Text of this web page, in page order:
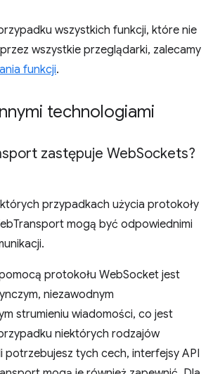
wszystkich funkcji, które nie
wszystkie przeglądarki, zalecamy
funkcji.
technologiami
zastępuje WebSockets?
przypadkach użycia protokoły
mogą być odpowiednimi
protokołu WebSocket jest
niezawodnym
strumieniu wiadomości, co jest
niektórych rodzajów
potrzebujesz tych cech, interfejsy API